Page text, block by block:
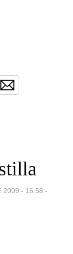
2009 - 16:58 -